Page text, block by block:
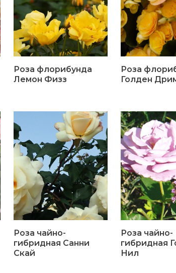
Роза флорибунда
Лемон Физз
Роза
Голден
Роза чайно-
гибридная Санни
Скай
Роза чайно-
гибридная
Нил